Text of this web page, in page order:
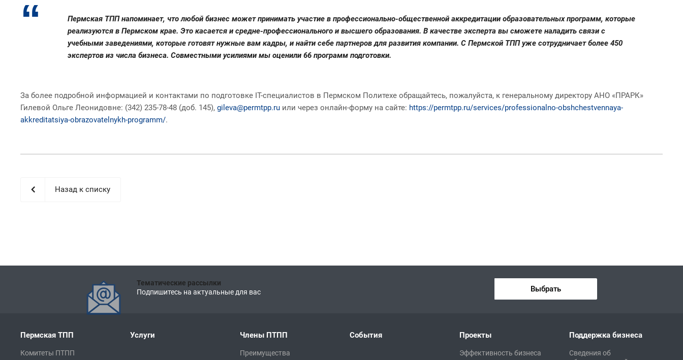
Пермская ТПП напоминает, что любой бизнес может принимать участие в профессионально-общественной аккредитации образовательных программ, которые
реализуются в Пермском крае. Это касается и средне-профессионального и высшего образования. В качестве эксперта вы сможете наладить связи с
учебными заведениями, которые готовят нужные вам кадры, и найти себе партнеров для развития компании. С Пермской ТПП уже сотрудничает более 450
экспертов из числа бизнеса. Совместными усилиями мы оценили 66 программ подготовки.
За более подробной информацией и контактами по подготовке IT-специалистов в Пермском Политехе обращайтесь, пожалуйста, к генеральному директору АНО «ПРАРК»
Гилевой Ольге Леонидовне: (342) 235-78-48 (доб. 145), gileva@permtpp.ru или через онлайн-форму на сайте: https://permtpp.ru/services/professionalno-obshchestvennaya-
akkreditatsiya-obrazovatelnykh-programm/.
Назад к списку
Тематические рассылки
Подпишитесь на актуальные для вас
Выбрать
Пермская ТПП
Комитеты ПТПП
Услуги Члены ПТПП
Преимущества
События Проекты
Эффективность бизнеса
Поддержка бизнеса
Сведения об